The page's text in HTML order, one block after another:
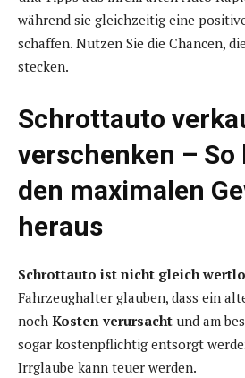
während sie gleichzeitig eine
schaffen. Nutzen Sie die Chancen,
stecken.
Schrottauto
verschenken – So
den maximalen
heraus
Schrottauto ist nicht gleich
Fahrzeughalter glauben, dass ein
noch Kosten verursacht und am
sogar kostenpflichtig entsorgt
Irrglaube kann teuer werden.